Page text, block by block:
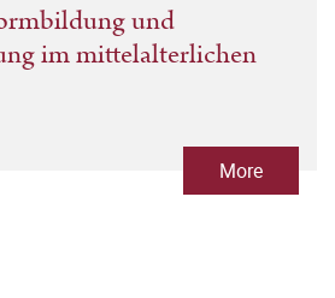
und
im mittelalterlichen
More